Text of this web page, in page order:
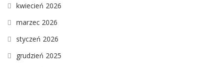
kwiecień 2026
marzec 2026
styczeń 2026
grudzień 2025